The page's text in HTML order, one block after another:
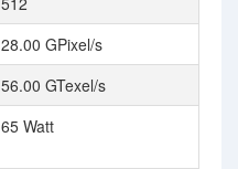
28.00 GPixel/s
56.00 GTexel/s
65 Watt